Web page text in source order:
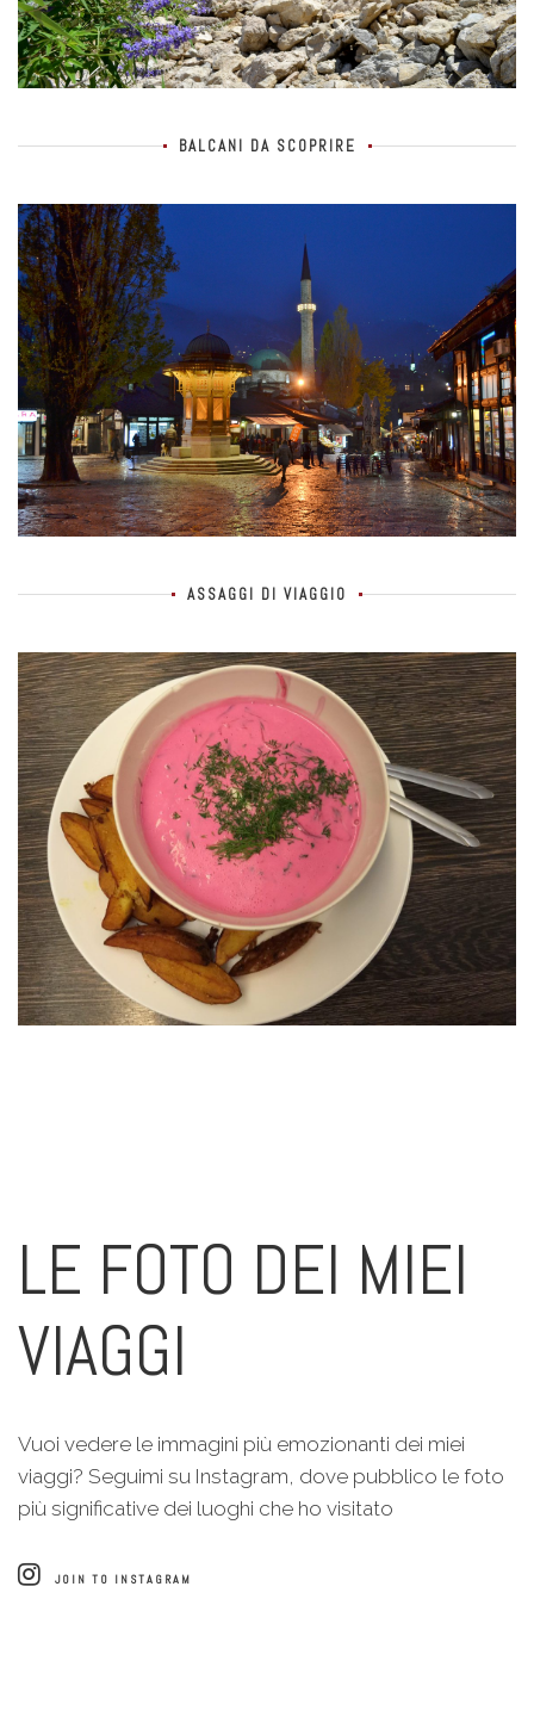
BALCANI DA SCOPRIRE
ASSAGGI DI VIAGGIO
LE FOTO DEI MIEI
VIAGGI
Vuoi vedere le immagini più emozionanti dei miei
viaggi? Seguimi su Instagram, dove pubblico le foto
più significative dei luoghi che ho visitato
JOIN TO INSTAGRAM